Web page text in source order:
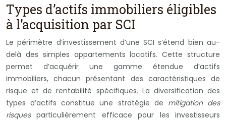
Types d’actifs immobiliers éligibles
à l’acquisition par SCI
Le périmètre d’investissement d’une SCI s’étend bien au-
delà des simples appartements locatifs. Cette structure
permet d’acquérir une gamme étendue d’actifs
immobiliers, chacun présentant des caractéristiques de
risque et de rentabilité spécifiques. La diversification des
types d’actifs constitue une stratégie de mitigation des
risquesparticulièrement efficace pour les investisseurs